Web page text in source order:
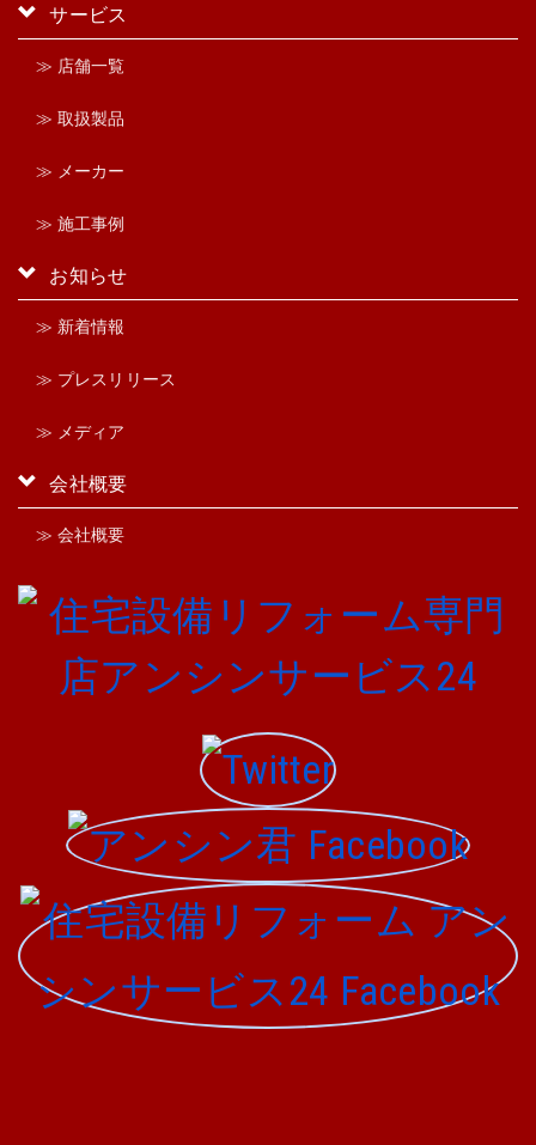
サービス
≫ 店舗一覧
≫ 取扱製品
≫ メーカー
≫ 施工事例
お知らせ
≫ 新着情報
≫ プレスリリース
≫ メディア
会社概要
≫ 会社概要